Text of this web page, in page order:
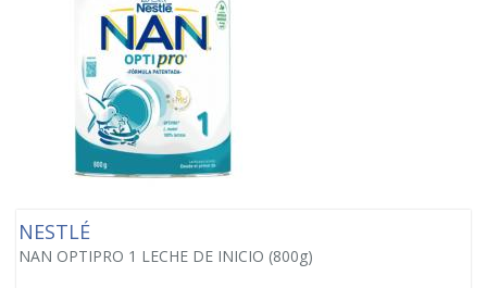
NESTLÉ
NAN OPTIPRO 1 LECHE DE INICIO (800g)